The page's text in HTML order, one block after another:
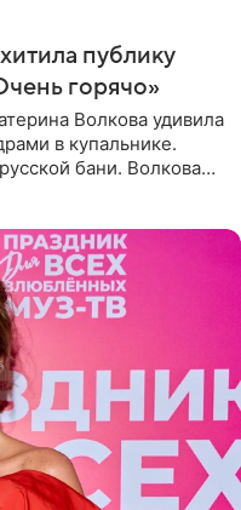
публику
горячо»
Волкова удивила
в купальнике.
бани. Волкова